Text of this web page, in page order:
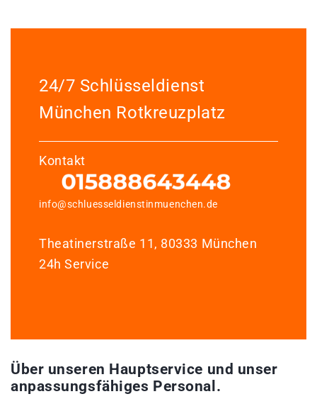
24/7 Schlüsseldienst
München Rotkreuzplatz
Kontakt
info@schluesseldienstinmuenchen.de
Theatinerstraße 11, 80333 München
24h Service
Über unseren Hauptservice und unser
anpassungsfähiges Personal.